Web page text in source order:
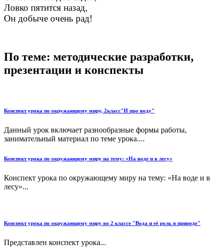
Ловко пятится назад,
Он добыче очень рад!
По теме: методические разработки,
презентации и конспекты
Конспект урока по окружающему миру, 2класс"И про воду"
Данный урок включает разнообразные формы работы,
занимательный материал по теме урока....
Конспект урока по окружающему миру на тему: «На воде и в лесу»
Конспект урока по окружающему миру на тему: «На воде и в
лесу»...
Конспект урока по окружающему миру во 2 классе "Вода и её роль в природе"
Представлен конспект урока...